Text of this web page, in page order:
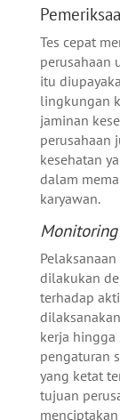
Tes cepat
perusahaan
itu
lingkungan
jaminan
perusahaan
kesehatan
dalam
karyawan.
Monitoring
Pelaksanaan
dilakukan
terhadap
kerja hingga
pengaturan
yang ketat
tujuan